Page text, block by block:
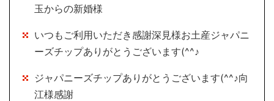
玉からの新婚様
いつもご利用いただき感謝深見様お土産ジャパニ
ーズチップありがとうございます(^^♪
ジャパニーズチップありがとうございます(^^♪向
江様感謝